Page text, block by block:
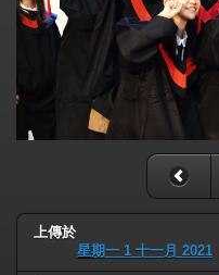
上傳於
星期一 1 十一月 2021